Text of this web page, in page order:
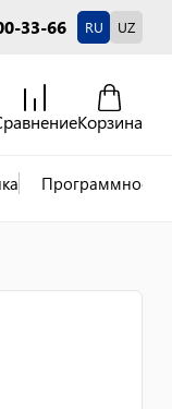
33-66 RU UZ
Корзина
Программное